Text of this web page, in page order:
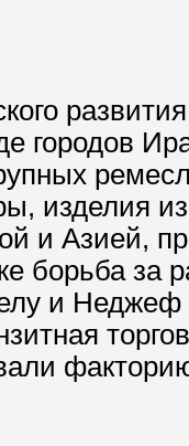
городов
изделия
и Азией,
борьба
и